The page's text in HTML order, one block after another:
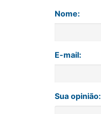
Nome:
E-mail:
Sua opinião: